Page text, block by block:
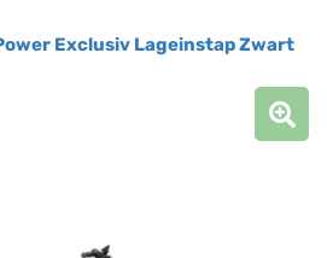
Exclusiv Lageinstap Zwart